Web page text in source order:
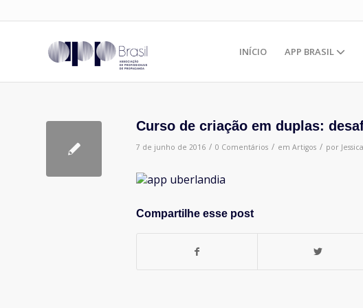
INÍCIO APP BRASIL
Curso de criação em duplas:
7 de junho de 2016 / 0 Comentários / em Artigos / por Jessica
Compartilhe esse post